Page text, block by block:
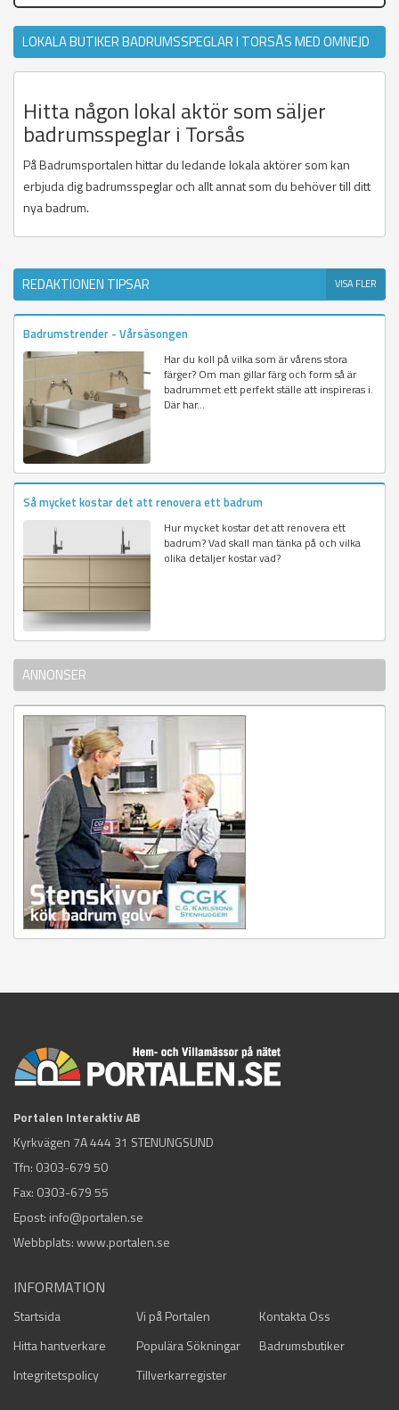
LOKALA BUTIKER BADRUMSSPEGLAR I TORSÅS MED OMNEJD
Hitta någon lokal aktör som säljer
badrumsspeglar i Torsås
På Badrumsportalen hittar du ledande lokala aktörer som kan
erbjuda dig badrumsspeglar och allt annat som du behöver till ditt
nya badrum.
REDAKTIONEN TIPSAR VISA FLER
Badrumstrender - Vårsäsongen
Har du koll på vilka som är vårens stora
färger? Om man gillar färg och form så är
badrummet ett perfekt ställe att inspireras i.
Där har...
Så mycket kostar det att renovera ett badrum
Hur mycket kostar det att renovera ett
badrum? Vad skall man tänka på och vilka
olika detaljer kostar vad?
ANNONSER
Portalen Interaktiv AB
Kyrkvägen 7A 444 31 STENUNGSUND
Tfn: 0303-679 50
Fax: 0303-679 55
Epost: info@portalen.se
Webbplats: www.portalen.se
INFORMATION
Startsida Vi på Portalen
Kontakta Oss
Hitta hantverkare
Populära Sökningar
Badrumsbutiker
Integritetspolicy
Tillverkarregister